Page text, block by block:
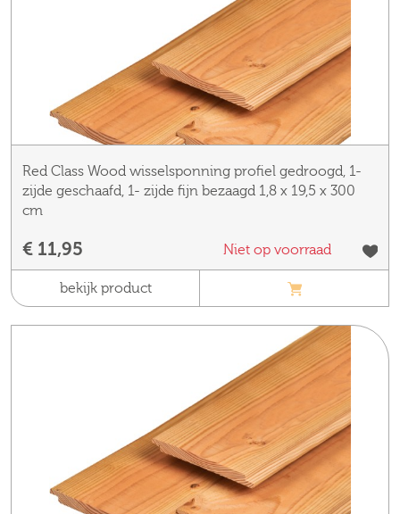
Red Class Wood wisselsponning profiel gedroogd, 1-
zijde geschaafd, 1- zijde fijn bezaagd 1,8 x 19,5 x 300
cm
€ 11,95 Niet op voorraad
bekijk product